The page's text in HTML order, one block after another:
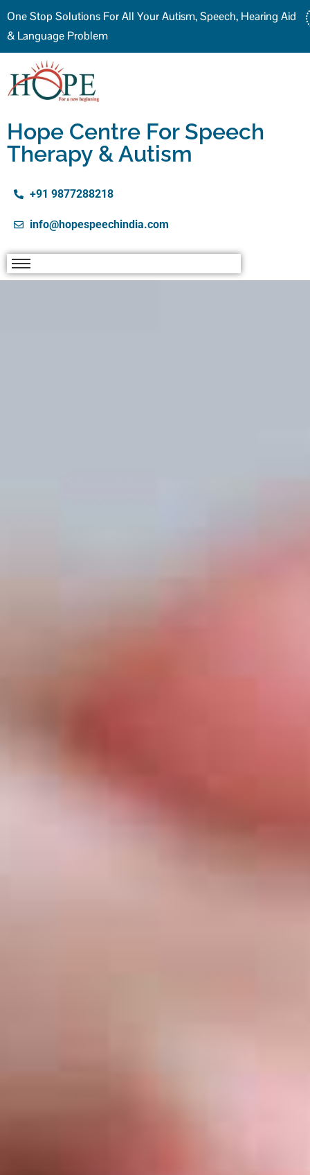
One Stop Solutions For All Your Autism, Speech, Hearing Aid
& Language Problem
Hope Centre For Speech
Therapy & Autism
+91 9877288218
info@hopespeechindia.com